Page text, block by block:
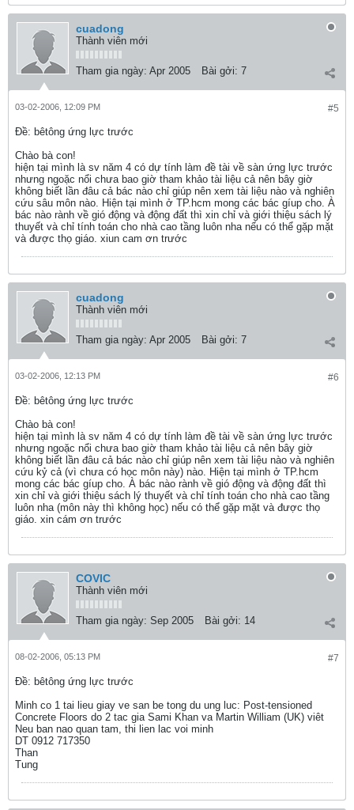
cuadong
Thành viên mới
Tham gia ngày: Apr 2005 Bài gởi: 7
#5
03-02-2006, 12:09 PM
Ðề: bêtông ứng lực trước
Chào bà con!
hiện tại mình là sv năm 4 có dự tính làm đề tài về sàn ứng lực trước
nhưng ngoặc nổi chưa bao giờ tham khảo tài liệu cả nên bây giờ
không biết lần đâu cả bác nào chỉ giúp nên xem tài liệu nào và nghiên
cứu sâu môn nào. Hiện tại mình ở TP.hcm mong các bác gíup cho. À
bác nào rành về gió động và động đất thì xin chỉ và giới thiệu sách lý
thuyết và chỉ tính toán cho nhà cao tầng luôn nha nếu có thể gặp mặt
và được thọ giáo. xiun cam ơn trước
cuadong
Thành viên mới
Tham gia ngày: Apr 2005 Bài gởi: 7
#6
03-02-2006, 12:13 PM
Ðề: bêtông ứng lực trước
Chào bà con!
hiện tại mình là sv năm 4 có dự tính làm đề tài về sàn ứng lực trước
nhưng ngoặc nổi chưa bao giờ tham khảo tài liệu cả nên bây giờ
không biết lần đâu cả bác nào chỉ giúp nên xem tài liệu nào và nghiên
cứu kỷ cả (vì chưa có học môn này) nào. Hiện tại mình ở TP.hcm
mong các bác gíup cho. À bác nào rành về gió động và động đất thì
xin chỉ và giới thiệu sách lý thuyết và chỉ tính toán cho nhà cao tầng
luôn nha (môn này thì không học) nếu có thể gặp mặt và được thọ
giáo. xin cám ơn trước
COVIC
Thành viên mới
Tham gia ngày: Sep 2005 Bài gởi: 14
#7
08-02-2006, 05:13 PM
Ðề: bêtông ứng lực trước
Minh co 1 tai lieu giay ve san be tong du ung luc: Post-tensioned
Concrete Floors do 2 tac gia Sami Khan va Martin William (UK) viêt
Neu ban nao quan tam, thi lien lac voi minh
DT 0912 717350
Than
Tung